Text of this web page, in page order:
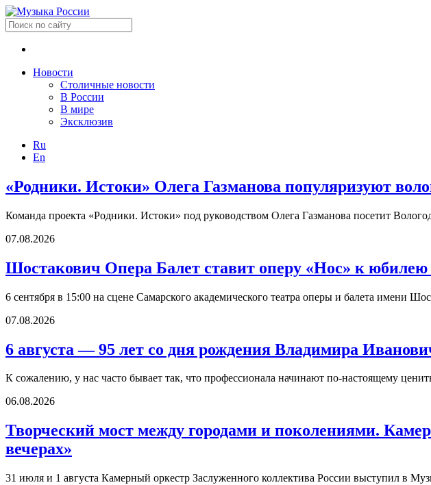
Новости
Столичные новости
В России
В мире
Эксклюзив
Ru
En
«Родники. Истоки» Олега Газманова популяризуют
Команда проекта «Родники. Истоки» под руководством Олега Газманова посетит
07.08.2026
Шостакович Опера Балет ставит оперу «Нос» к
6 сентября в 15:00 на сцене Самарского академического театра оперы и балета имени
07.08.2026
6 августа — 95 лет со дня рождения Владимира
К сожалению, у нас часто бывает так, что профессионала начинают по-настоящему
06.08.2026
Творческий мост между городами и поколениями.
вечерах»
31 июля и 1 августа Камерный оркестр Заслуженного коллектива России выступил в